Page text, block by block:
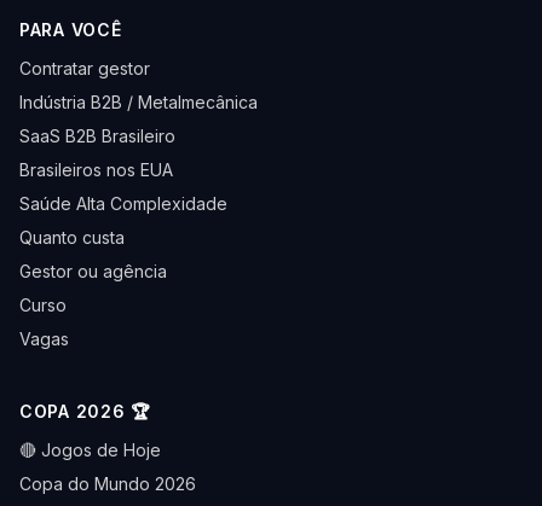
PARA VOCÊ
Contratar gestor
Indústria B2B / Metalmecânica
SaaS B2B Brasileiro
Brasileiros nos EUA
Saúde Alta Complexidade
Quanto custa
Gestor ou agência
Curso
Vagas
COPA 2026 🏆
🔴 Jogos de Hoje
Copa do Mundo 2026